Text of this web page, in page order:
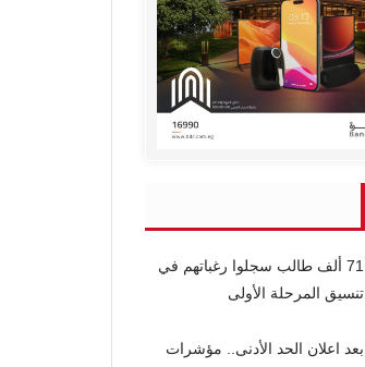
71 ألف طالب سجلوا رغباتهم في
تنسيق المرحلة الأولى
بعد اعلان الحد الأدنى.. مؤشرات